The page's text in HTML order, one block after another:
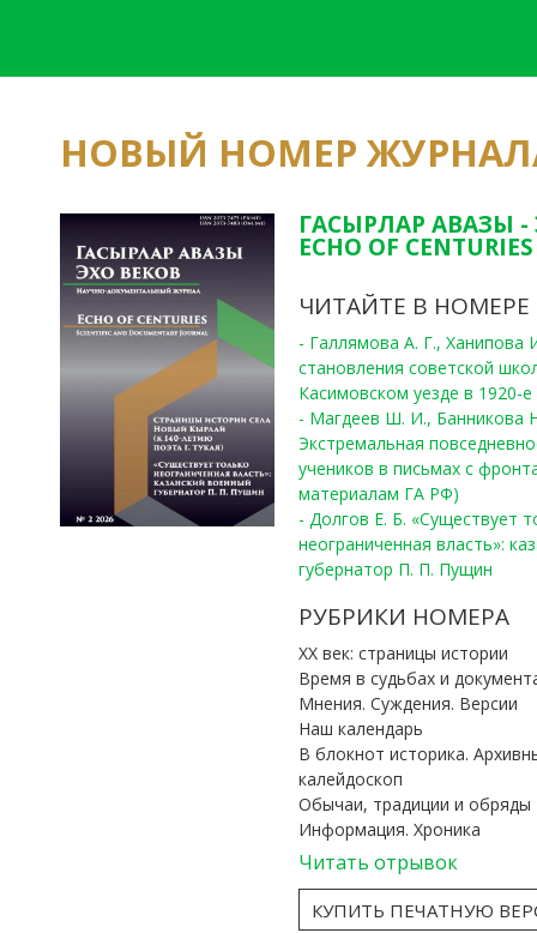
НОВЫЙ НОМЕР
ГАСЫРЛАР АВАЗЫ -
ECHO OF
ЧИТАЙТЕ В НОМЕРЕ
- Галлямова А. Г.,
становления советской
Касимовском уезде в 1920-е
- Магдеев Ш. И., Банникова
Экстремальная
учеников в письмах с
материалам ГА РФ)
- Долгов Е. Б. «Существует
неограниченная власть»:
губернатор П. П. Пущин
РУБРИКИ НОМЕРА
ХХ век: страницы истории
Время в судьбах и
Мнения. Суждения. Версии
Наш календарь
В блокнот историка.
калейдоскоп
Обычаи, традиции и обряды
Информация. Хроника
Читать отрывок
КУПИТЬ ПЕЧАТНУЮ